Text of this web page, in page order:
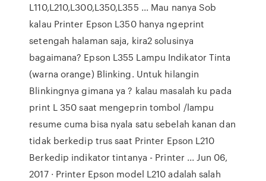
L110,L210,L300,L350,L355 ... Mau nanya Sob
kalau Printer Epson L350 hanya ngeprint
setengah halaman saja, kira2 solusinya
bagaimana? Epson L355 Lampu Indikator Tinta
(warna orange) Blinking. Untuk hilangin
Blinkingnya gimana ya ? kalau masalah ku pada
print L 350 saat mengeprin tombol /lampu
resume cuma bisa nyala satu sebelah kanan dan
tidak berkedip trus saat Printer Epson L210
Berkedip indikator tintanya - Printer ... Jun 06,
2017 · Printer Epson model L210 adalah salah